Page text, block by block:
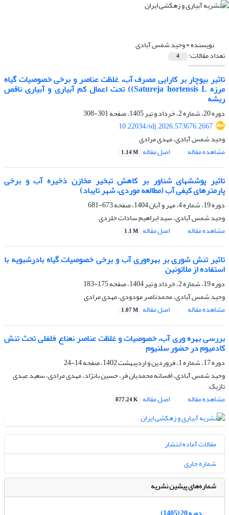
نویسنده =وحید شمس آبادی
تعداد مقالات: 4
تاثیر بیوچار بر کارایی مصرف آب، غلظت عناصر و برخی خصوصیات گیاه
مرزه Satureja hortensis L)) تحت اعمال کم آبیاری و آبیاری ناقص
ریشه
دوره 20، شماره 2، خرداد و تیر 1405، صفحه
301-308
10.22034/idj.2026.573676.2667
وحید شمس آبادی، مهدی مرادی
مشاهده مقاله
اصل مقاله 1.14 M
تاثیر پوشش‎های شناور بر کاهش تبخیر مخازن ذخیره آب و برخی
پارمترهای کیفی آب (مطالعه موردی، شهر تایباد)
دوره 19، شماره 4، مهر و آبان 1404، صفحه
673-681
وحید شمس آبادی، سید ابراهیم سادات خلردی
مشاهده مقاله
اصل مقاله 1.1 M
تاثیر تنش شوری بر بهره‌وری آب و برخی خصوصیات گیاه بادرشبویه با
استفاده از ملاتونین
دوره 19، شماره 2، خرداد و تیر 1404، صفحه
175-183
وحید شمس آبادی، محمدناصر مودودی، مهدی مرادی
مشاهده مقاله
اصل مقاله 1.07 M
بررسی بهره ‎وری آب، خصوصیات و غلظت عناصر نعناع فلفلی تحث تنش
کادمیوم در حضور سلنیوم
دوره 17، شماره 1، فروردین و اردیبهشت 1402، صفحه
14-24
وحید شمس آبادی، افسانه محمدیان فر، حسین بانژاد، مهدی مرادی، سعید عبدی
تازیک
مشاهده مقاله
اصل مقاله 877.24 K
مقالات آماده انتشار
شماره جاری
شماره‌های پیشین نشریه